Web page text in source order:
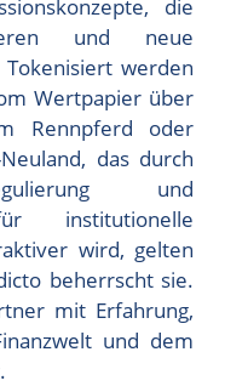
die
und neue
werden
Wertpapier über
Rennpferd oder
das durch
und
institutionelle
wird, gelten
beherrscht sie.
mit Erfahrung,
und dem